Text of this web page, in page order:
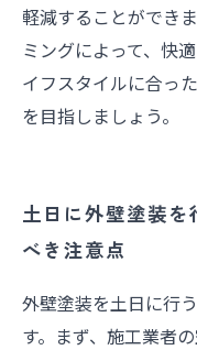
軽減することができ
ミングによって、快
イフスタイルに合っ
を目指しましょう。
土日に外壁塗装を
べき注意点
外壁塗装を土日に行
す。まず、施工業者